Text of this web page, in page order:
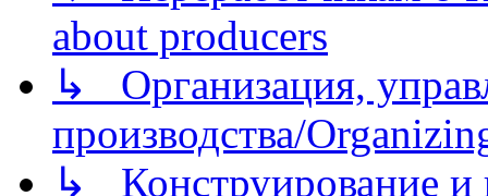
about producers
↳ Организация,
производства/
↳ Конструирование и